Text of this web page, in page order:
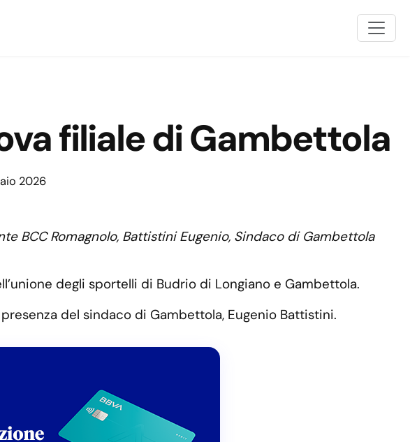
filiale di Gambettola
2026
BCC Romagnolo, Battistini Eugenio, Sindaco di Gambettola
degli sportelli di Budrio di Longiano e Gambettola.
del sindaco di Gambettola, Eugenio Battistini.